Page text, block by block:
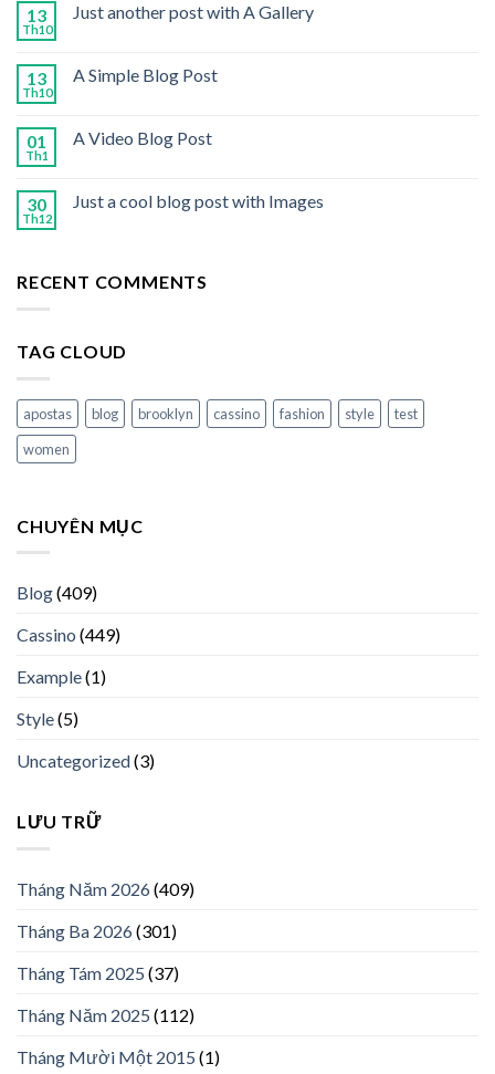
13
Th10
Just another post with A Gallery
13
Th10
A Simple Blog Post
01
Th1
A Video Blog Post
30
Th12
Just a cool blog post with Images
RECENT COMMENTS
TAG CLOUD
apostas blog brooklyn cassino fashion style
test
women
CHUYÊN MỤC
Blog(409)
Cassino (449)
Example(1)
Style(5)
Uncategorized(3)
LƯU TRỮ
Tháng Năm 2026(409)
Tháng Ba 2026(301)
Tháng Tám 2025 (37)
Tháng Năm 2025 (112)
Tháng Mười Một 2015 (1)